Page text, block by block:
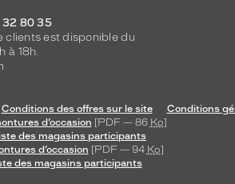
32 80 35
clients est disponible du
à 18h.
Conditions des offres sur le site
Conditions
d’occasion [PDF — 86 Ko]
des magasins participants
d’occasion [PDF — 94 Ko]
des magasins participants